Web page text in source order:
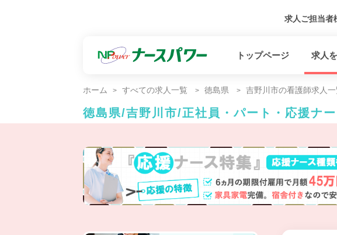
求人ご担当者
トップページ 求人
ホーム すべての求人一覧 徳島県 吉野川市の看護師求人一
徳島県/吉野川市/正社員・パート・応援ナ